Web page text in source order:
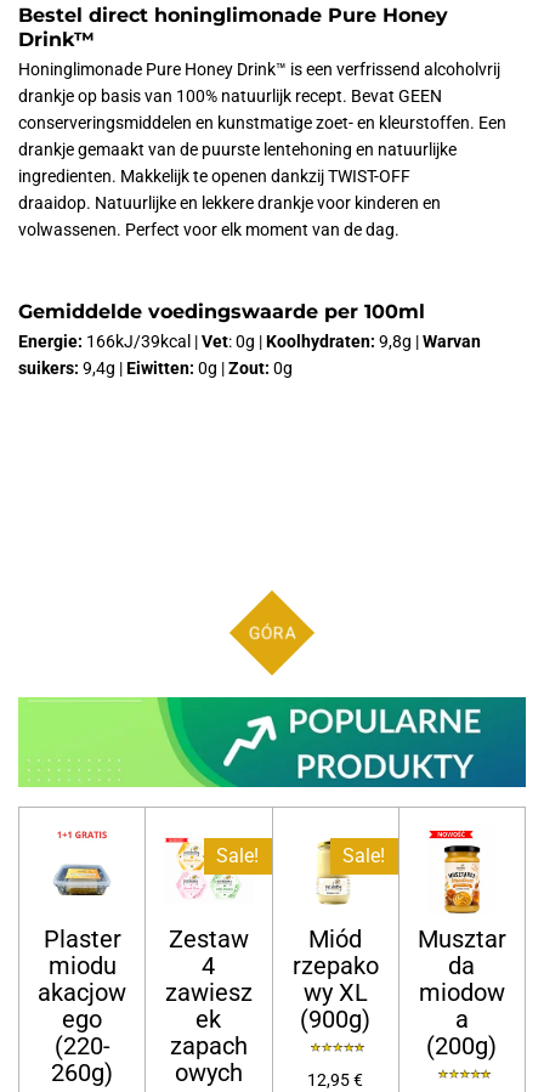
Bestel direct honinglimonade Pure Honey
Drink™
Honinglimonade Pure Honey Drink™ is een verfrissend alcoholvrij
drankje op basis van 100% natuurlijk recept. Bevat GEEN
conserveringsmiddelen en kunstmatige zoet- en kleurstoffen. Een
drankje gemaakt van de puurste lentehoning en natuurlijke
ingredienten. Makkelijk te openen dankzij TWIST-OFF
draaidop. Natuurlijke en lekkere drankje voor kinderen en
volwassenen. Perfect voor elk moment van de dag.
Gemiddelde voedingswaarde per 100ml
Energie: 166kJ/39kcal |Vet: 0g |Koolhydraten: 9,8g |Warvan
suikers: 9,4g |Eiwitten: 0g |Zout: 0g
GÓRA
Plaster
miodu
akacjow
ego
(220-
260g)
Sale!
Zestaw
4
zawiesz
ek
zapach
owych
Sale!
Miód
rzepako
wy XL
(900g)
12,95 €
Musztar
da
miodow
a
(200g)